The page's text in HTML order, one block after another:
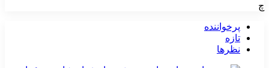
چ
پرخواننده
تازه
نظرها